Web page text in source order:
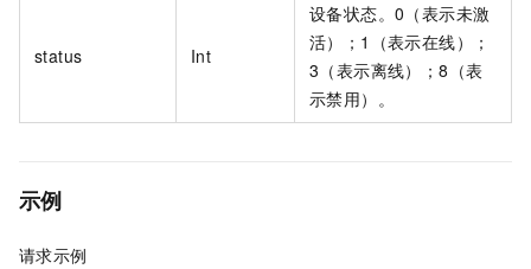
status Int
设备状态。0（表示未激
活）；1（表示在线）；
3（表示离线）；8（表
示禁用）。
示例
请求示例